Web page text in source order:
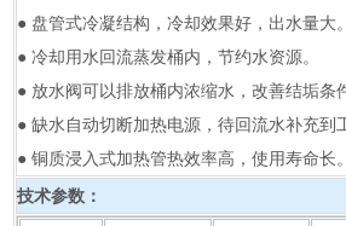
● 盘管式冷凝结构，冷却效果好，出水量大。
● 冷却用水回流蒸发桶内，节约水资源。
● 放水阀可以排放桶内浓缩水，改善结垢条
● 缺水自动切断加热电源，待回流水补充到
● 铜质浸入式加热管热效率高，使用寿命长。
技术参数：